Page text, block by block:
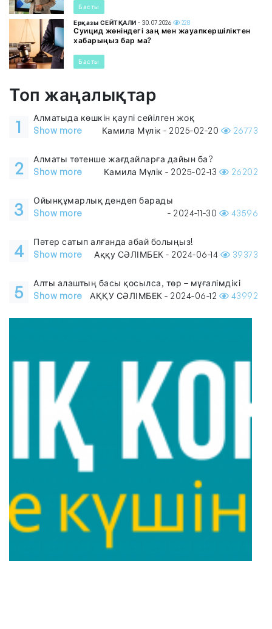
Басты
Ерқазы СЕЙТҚАЛИ - 30.07.2026 228
Суицид жөніндегі заң мен жауапкершіліктен
хабарыңыз бар ма?
Басты
Топ жаңалықтар
1
Алматыда көшкін қаупі сейілген жоқ
Show more
Камила Мүлік - 2025-02-20 26773
2
Алматы төтенше жағдайларға дайын ба?
Show more
Камила Мүлік - 2025-02-13 26202
3
Ойынқұмарлық дендеп барады
Show more
- 2024-11-30 43596
4
Пәтер сатып алғанда абай болыңыз!
Show more
Аққу СӘЛІМБЕК - 2024-06-14 39373
5
Алты алаштың басы қосылса, төр – мұғалімдікі
Show more
АҚҚУ СӘЛІМБЕК - 2024-06-12 43992